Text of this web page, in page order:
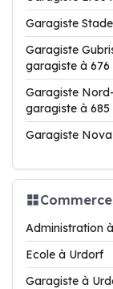
Garagiste
Garagiste
garagiste à 676
Garagiste
garagiste à 685
Garagiste
Administration
Ecole à Urdorf
Garagiste à